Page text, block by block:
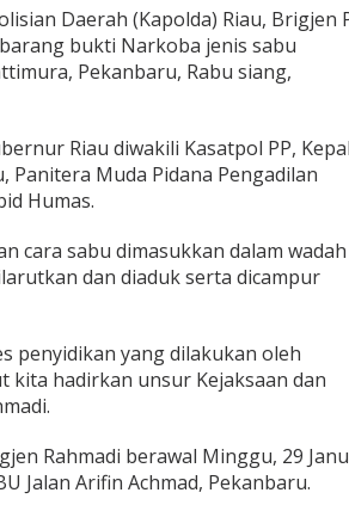
Daerah (Kapolda) Riau, Brigjen
bukti Narkoba jenis sabu
Pekanbaru, Rabu siang,
Riau diwakili Kasatpol PP,
Panitera Muda Pidana Pengadilan
Humas.
cara sabu dimasukkan dalam wadah
dan diaduk serta dicampur
penyidikan yang dilakukan oleh
kita hadirkan unsur Kejaksaan dan
Rahmadi berawal Minggu, 29
Jalan Arifin Achmad, Pekanbaru.
Ini Dia Hubungan Partai